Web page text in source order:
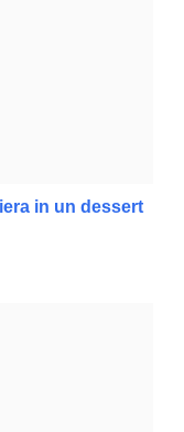
in un dessert